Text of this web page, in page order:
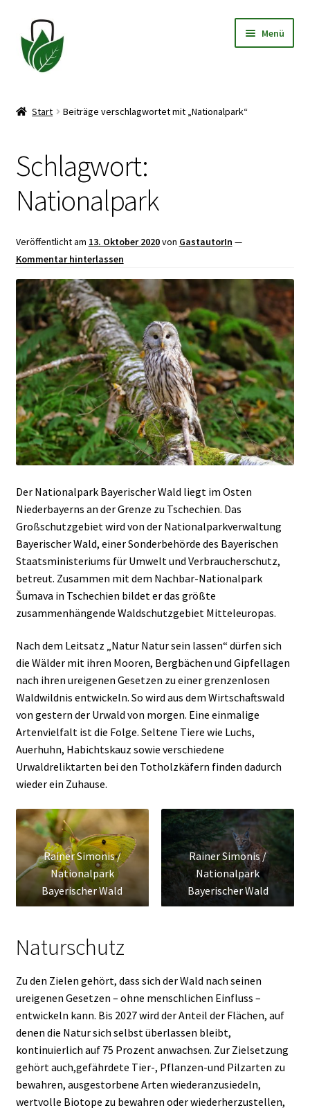
Zur
Navigation
springen
Zum
Inhalt
springen
Menü
Widerrufsbelehrung
Impressum
Start Beiträge verschlagwortet mit „Nationalpark“
Schlagwort:
Nationalpark
Veröffentlicht am 13. Oktober 2020von GastautorIn —
Kommentar hinterlassen
Der Nationalpark Bayerischer Wald liegt im Osten
Niederbayerns an der Grenze zu Tschechien. Das
Großschutzgebiet wird von der Nationalparkverwaltung
Bayerischer Wald, einer Sonderbehörde des Bayerischen
Staatsministeriums für Umwelt und Verbraucherschutz,
betreut. Zusammen mit dem Nachbar-Nationalpark
Šumava in Tschechien bildet er das größte
zusammenhängende Waldschutzgebiet Mitteleuropas.
Nach dem Leitsatz „Natur Natur sein lassen“ dürfen sich
die Wälder mit ihren Mooren, Bergbächen und Gipfellagen
nach ihren ureigenen Gesetzen zu einer grenzenlosen
Waldwildnis entwickeln. So wird aus dem Wirtschaftswald
von gestern der Urwald von morgen. Eine einmalige
Artenvielfalt ist die Folge. Seltene Tiere wie Luchs,
Auerhuhn, Habichtskauz sowie verschiedene
Urwaldreliktarten bei den Totholzkäfern finden dadurch
wieder ein Zuhause.
Rainer Simonis /
Nationalpark
Bayerischer Wald
Rainer Simonis /
Nationalpark
Bayerischer Wald
Naturschutz
Zu den Zielen gehört, dass sich der Wald nach seinen
ureigenen Gesetzen – ohne menschlichen Einfluss –
entwickeln kann. Bis 2027 wird der Anteil der Flächen, auf
denen die Natur sich selbst überlassen bleibt,
kontinuierlich auf 75 Prozent anwachsen. Zur Zielsetzung
gehört auch,gefährdete Tier-, Pflanzen-und Pilzarten zu
bewahren, ausgestorbene Arten wiederanzusiedeln,
wertvolle Biotope zu bewahren oder wiederherzustellen,